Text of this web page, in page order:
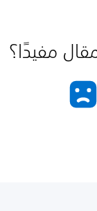
مفيدًا؟